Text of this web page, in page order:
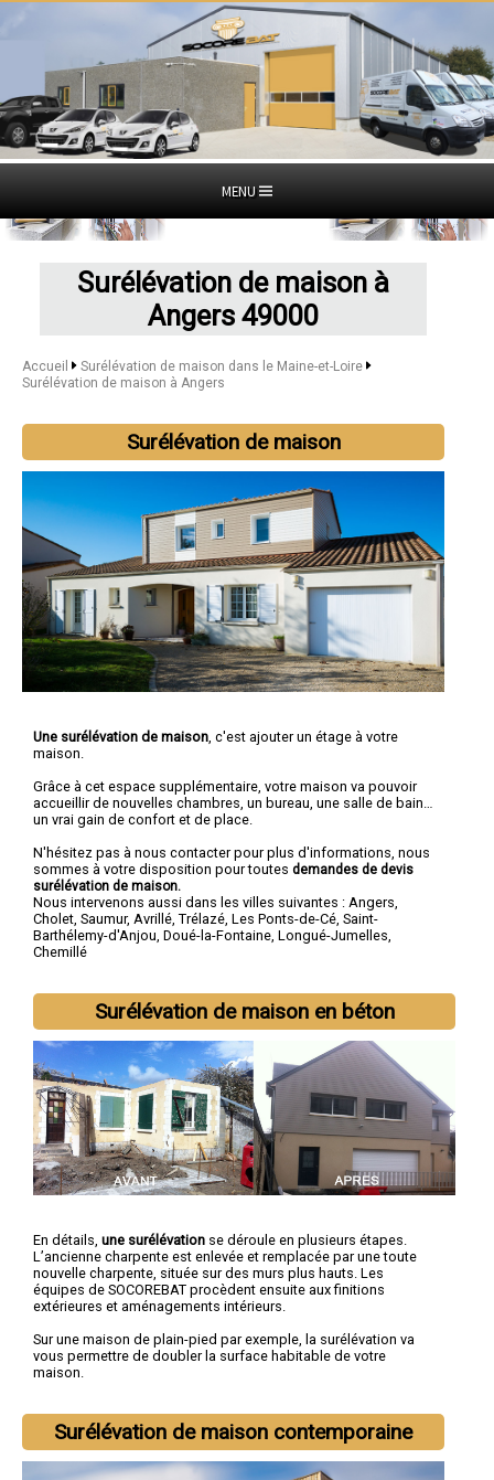
MENU
Surélévation de maison à
Angers 49000
Accueil
Surélévation de maison dans le Maine-et-Loire
Surélévation de maison à Angers
Surélévation de maison
Une surélévation de maison , c'est ajouter un étage à votre
maison.
Grâce à cet espace supplémentaire, votre maison va pouvoir
accueillir de nouvelles chambres, un bureau, une salle de bain…
un vrai gain de confort et de place.
N'hésitez pas à nous contacter pour plus d'informations, nous
sommes à votre disposition pour toutes demandes de devis
surélévation de maison.
Nous intervenons aussi dans les villes suivantes : Angers
Cholet Saumur, Avrillé Trélazé Les Ponts-de-Cé Saint-
Barthélemy-d'Anjou Doué-la-Fontaine Longué-Jumelles
Chemillé
Surélévation de maison en béton
En détails, une surélévation se déroule en plusieurs étapes.
L’ancienne charpente est enlevée et remplacée par une toute
nouvelle charpente, située sur des murs plus hauts. Les
équipes de SOCOREBAT procèdent ensuite aux finitions
extérieures et aménagements intérieurs.
Sur une maison de plain-pied par exemple, la surélévation va
vous permettre de doubler la surface habitable de votre
maison.
Surélévation de maison contemporaine